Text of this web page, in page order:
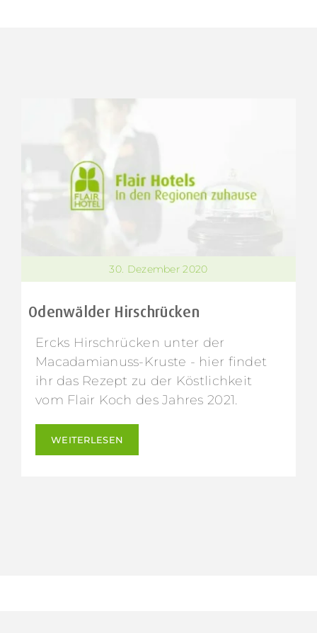
30. Dezember 2020
Odenwälder Hirschrücken
Ercks Hirschrücken unter der
Macadamianuss-Kruste - hier findet
ihr das Rezept zu der Köstlichkeit
vom Flair Koch des Jahres 2021.
WEITERLESEN